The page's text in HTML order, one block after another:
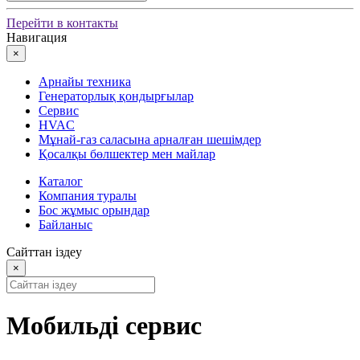
Перейти в контакты
Навигация
×
Арнайы техника
Генераторлық қондырғылар
Сервис
HVAC
Мұнай-газ саласына арналған шешімдер
Қосалқы бөлшектер мен майлар
Каталог
Компания туралы
Бос жұмыс орындар
Байланыс
Сайттан іздеу
×
Мобильді сервис